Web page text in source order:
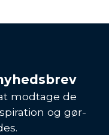
modtage de
og gør-